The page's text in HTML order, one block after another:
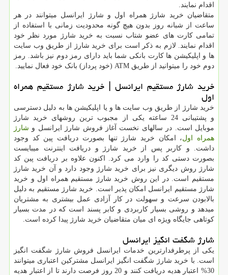
اقدام نمایند.
متقاضیان خرید شارژ همراه اول و شارژ ایرانسل میتوانند در هر
ساعت از شبانه روز بدون هیچ گونه محدودیت زمانی با استفاده از
تمامی کارت های عضو شتاب نسبت به خرید شارژ مورد نظر خود
اقدام نمایند. لازم به ذکر است برای خرید شارژ از طریق وب سایت
ها و اپلیکیشن ها کارت بانکی شما باید دارای رمز دوم نیز باشد. رمز
دوم خود را میتوانید از طریق ATM (خود پرداز) بانک خود فعال نمایید.
خرید شارژ مستقیم ایرانسل | خرید شارژ مستقیم همراه
اول
خرید شارژ از طریق وب سایت ها و یا اپلیکیشن ها به دلیل دسترسی
و پشتیبانی 24 ساعته یکی از مجبوب ترین روشهای خرید شارژ
موبایل است. در سالهای نخست آغاز فروش شارژ ایرانسل و شارژ
همراه اول، امکان خرید شارژ تنها بصورت دریافت پین کد وجود
داشت. و کاربر پس از خرید شارژ و دریافت اینترنت میبایست
بصورت دستی کد را وارد می کرد. اکنون علاوه بر دریافت پین کد
شارژ روش دیگری نیز برای خرید شارژ وجود دارد و آن خرید شارژ
مستقیم است. در این روش خرید شارژ مستقیم همراه اول و خرید
شارژ مستقیم ایرانسل امکان پذیر است. خرید شارژ مستقیم به دلیل
بالابودن سرعت و سهولت در کار آزادی عمل بیشتری به مشتریان
میدهد و روشی بسیار کاربردی و کابر پسند است که در مدت بسیار
کوتاهی جایگاه ویژه ای میان متقاضیان خرید شارژ پیدا کرده است.
شارژ شگفت انگيز ايرانسل
یکی از پرطرفدارترین خدمات ایرانسل فروش شارژ شگفت انگیز
است. با خرید شارژ شگفت انگیز ایرانسل مشترکین اعتباری میتوانند
30% اعتبار هدیه دریافت کنند و 20 روز فرصت دارند تا از اعتبار هدیه